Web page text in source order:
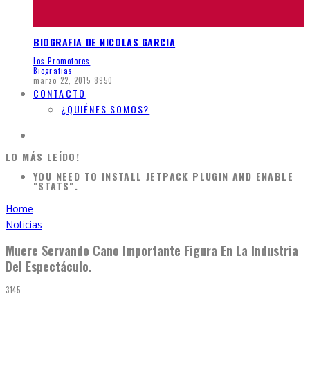
BIOGRAFIA DE NICOLAS GARCIA
Los Promotores
Biografias
marzo 22, 2015 8950
CONTACTO
¿QUIÉNES SOMOS?
LO MÁS LEÍDO!
YOU NEED TO INSTALL JETPACK PLUGIN AND ENABLE
"STATS".
Home
Noticias
Muere Servando Cano Importante Figura En La Industria
Del Espectáculo.
3145